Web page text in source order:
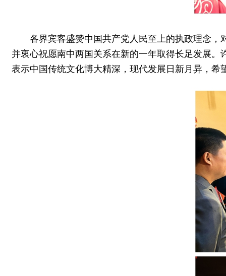
各界宾客盛赞中国共产党人民至上的执政理念
并衷心祝愿南中两国关系在新的一年取得长足发展
表示中国传统文化博大精深，现代发展日新月异，